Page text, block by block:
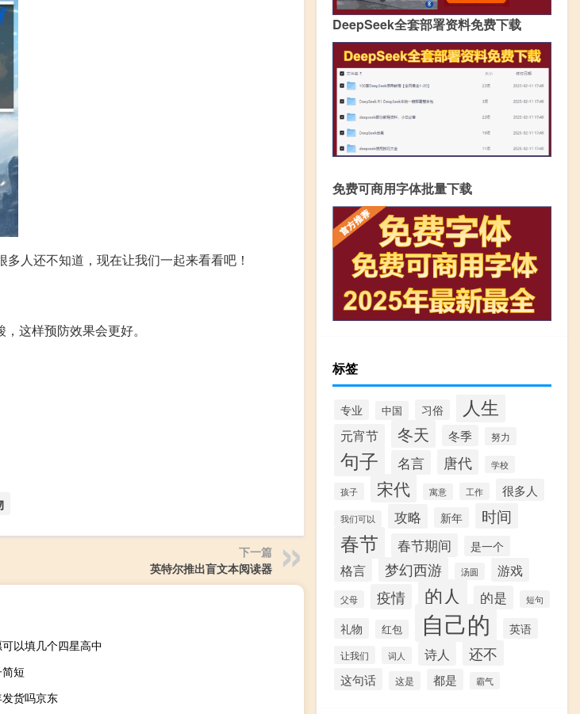
多人还不知道，现在让我们一起来看看吧！
这样预防效果会更好。
下一篇
英特尔推出盲文本阅读器
以填几个四星高中
短
货吗京东
DeepSeek全套部署资料免费下载
免费可商用字体批量下载
标签
专业 中国 习俗 人生
元宵节 冬天 冬季 努力
句子 名言 唐代 学校
孩子 宋代 寓意 工作 很多人
我们可以 攻略 新年 时间
春节 春节期间 是一个
格言 梦幻西游 汤圆 游戏
父母 疫情 的人 的是 短句
礼物 红包 自己的 英语
让我们 词人 诗人 还不
这句话 这是 都是 霸气